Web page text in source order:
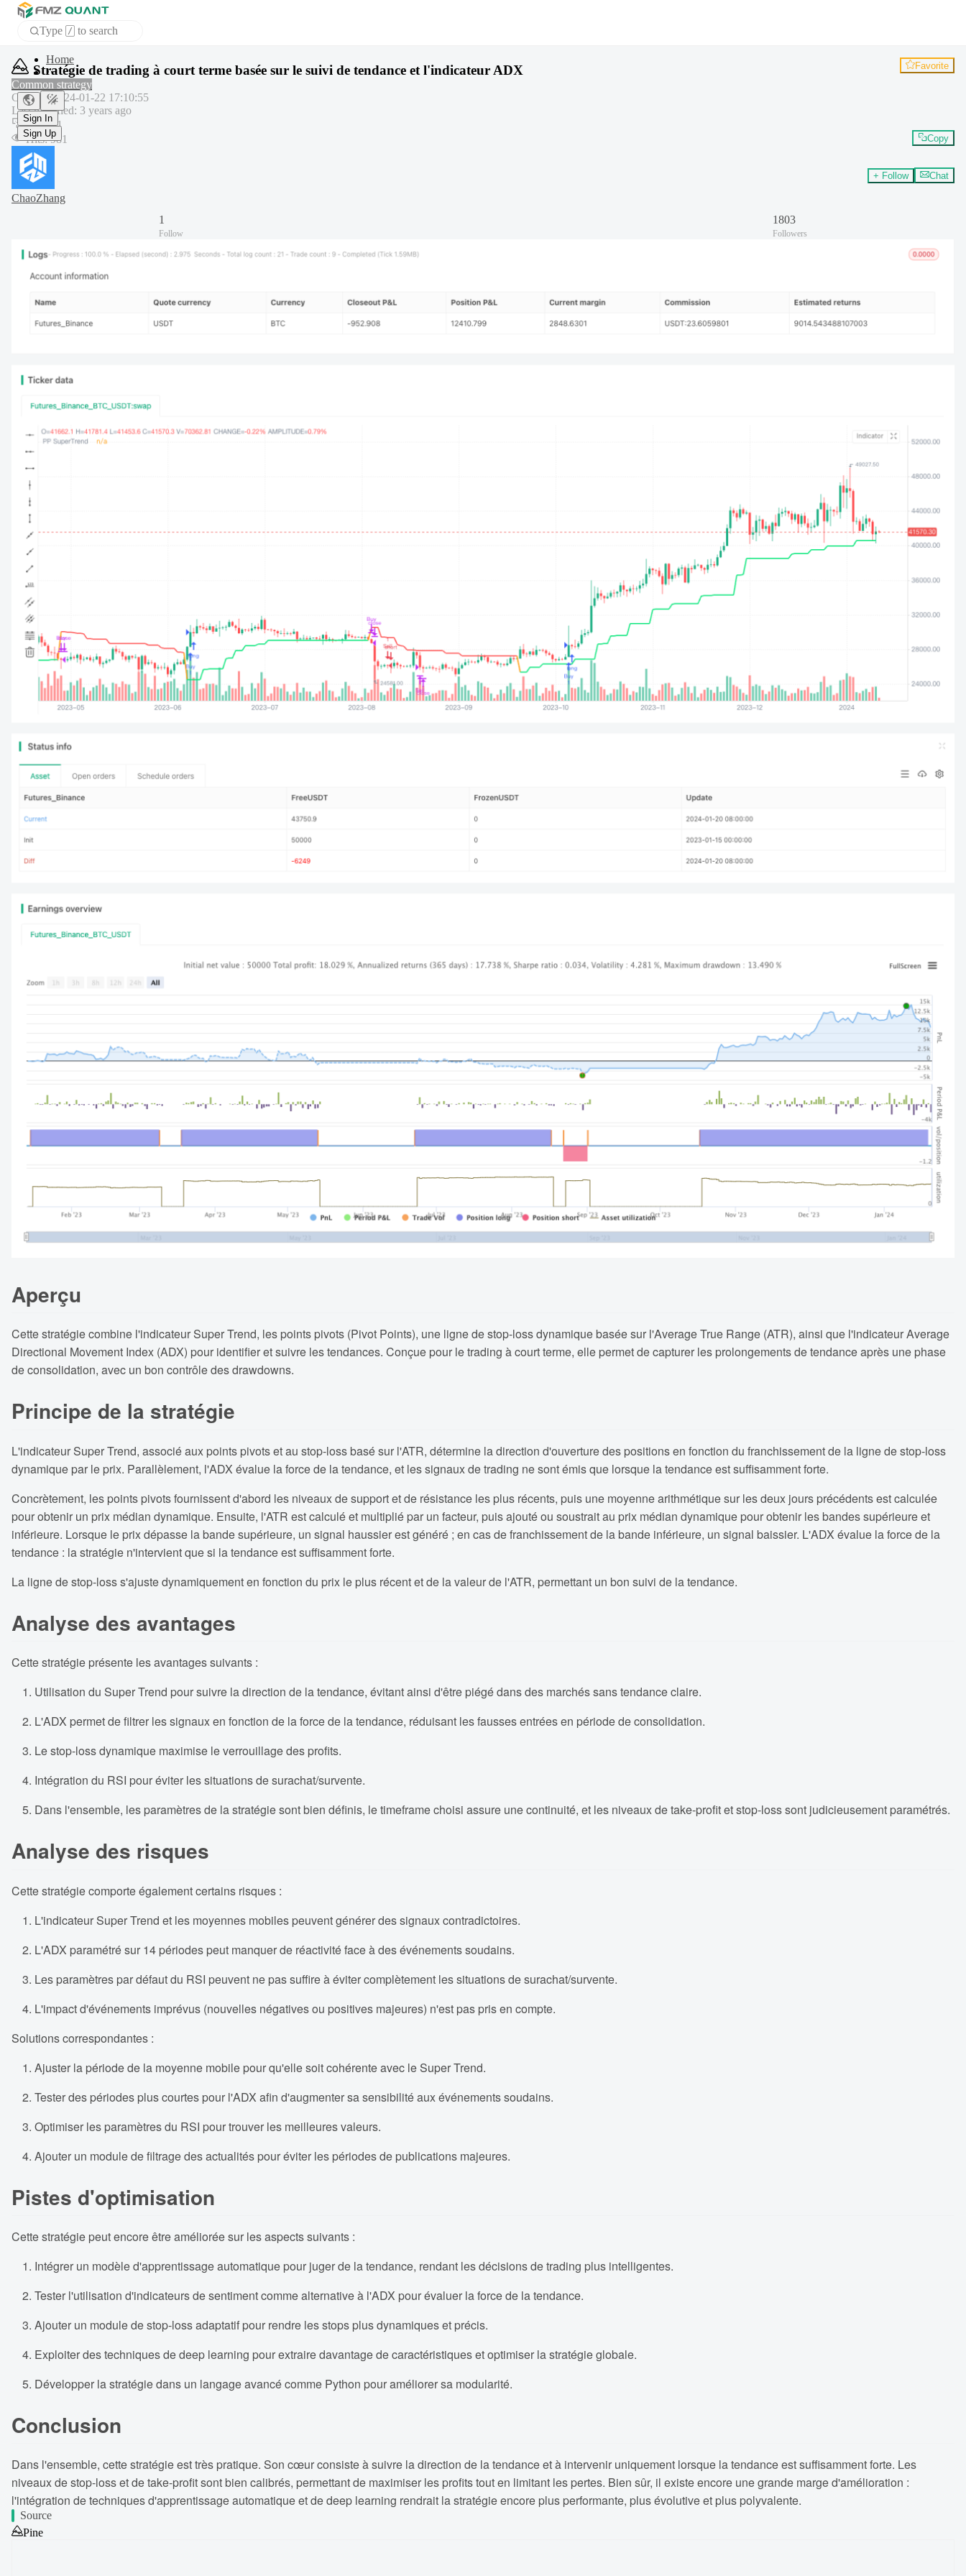
Type / to search
APP
Sign In
Sign Up
Stratégie de trading à court terme basée sur le suivi de tendance et l'indicateur ADX Favorite
Common strategy
Created :2024-01-22 17:10:55
Last modified: 3 years ago
Copy:1
Hits:981 Copy
ChaoZhang
+ Follow Chat
1
Follow
1803
Followers
Aperçu
Cette stratégie combine l'indicateur Super Trend, les points pivots (Pivot Points), une ligne de stop-loss dynamique basée sur l'Average True Range (ATR), ainsi que l'indicateur Average
Directional Movement Index (ADX) pour identifier et suivre les tendances. Conçue pour le trading à court terme, elle permet de capturer les prolongements de tendance après une phase
de consolidation, avec un bon contrôle des drawdowns.
Principe de la stratégie
L'indicateur Super Trend, associé aux points pivots et au stop-loss basé sur l'ATR, détermine la direction d'ouverture des positions en fonction du franchissement de la ligne de stop-loss
dynamique par le prix. Parallèlement, l'ADX évalue la force de la tendance, et les signaux de trading ne sont émis que lorsque la tendance est suffisamment forte.
Concrètement, les points pivots fournissent d'abord les niveaux de support et de résistance les plus récents, puis une moyenne arithmétique sur les deux jours précédents est calculée
pour obtenir un prix médian dynamique. Ensuite, l'ATR est calculé et multiplié par un facteur, puis ajouté ou soustrait au prix médian dynamique pour obtenir les bandes supérieure et
inférieure. Lorsque le prix dépasse la bande supérieure, un signal haussier est généré ; en cas de franchissement de la bande inférieure, un signal baissier. L'ADX évalue la force de la
tendance : la stratégie n'intervient que si la tendance est suffisamment forte.
La ligne de stop-loss s'ajuste dynamiquement en fonction du prix le plus récent et de la valeur de l'ATR, permettant un bon suivi de la tendance.
Analyse des avantages
Cette stratégie présente les avantages suivants :
Utilisation du Super Trend pour suivre la direction de la tendance, évitant ainsi d'être piégé dans des marchés sans tendance claire.
L'ADX permet de filtrer les signaux en fonction de la force de la tendance, réduisant les fausses entrées en période de consolidation.
Le stop-loss dynamique maximise le verrouillage des profits.
Intégration du RSI pour éviter les situations de surachat/survente.
Dans l'ensemble, les paramètres de la stratégie sont bien définis, le timeframe choisi assure une continuité, et les niveaux de take-profit et stop-loss sont judicieusement paramétrés.
Analyse des risques
Cette stratégie comporte également certains risques :
L'indicateur Super Trend et les moyennes mobiles peuvent générer des signaux contradictoires.
L'ADX paramétré sur 14 périodes peut manquer de réactivité face à des événements soudains.
Les paramètres par défaut du RSI peuvent ne pas suffire à éviter complètement les situations de surachat/survente.
L'impact d'événements imprévus (nouvelles négatives ou positives majeures) n'est pas pris en compte.
Solutions correspondantes :
Ajuster la période de la moyenne mobile pour qu'elle soit cohérente avec le Super Trend.
Tester des périodes plus courtes pour l'ADX afin d'augmenter sa sensibilité aux événements soudains.
Optimiser les paramètres du RSI pour trouver les meilleures valeurs.
Ajouter un module de filtrage des actualités pour éviter les périodes de publications majeures.
Pistes d'optimisation
Cette stratégie peut encore être améliorée sur les aspects suivants :
Intégrer un modèle d'apprentissage automatique pour juger de la tendance, rendant les décisions de trading plus intelligentes.
Tester l'utilisation d'indicateurs de sentiment comme alternative à l'ADX pour évaluer la force de la tendance.
Ajouter un module de stop-loss adaptatif pour rendre les stops plus dynamiques et précis.
Exploiter des techniques de deep learning pour extraire davantage de caractéristiques et optimiser la stratégie globale.
Développer la stratégie dans un langage avancé comme Python pour améliorer sa modularité.
Conclusion
Dans l'ensemble, cette stratégie est très pratique. Son cœur consiste à suivre la direction de la tendance et à intervenir uniquement lorsque la tendance est suffisamment forte. Les
niveaux de stop-loss et de take-profit sont bien calibrés, permettant de maximiser les profits tout en limitant les pertes. Bien sûr, il existe encore une grande marge d'amélioration :
l'intégration de techniques d'apprentissage automatique et de deep learning rendrait la stratégie encore plus performante, plus évolutive et plus polyvalente.
Source
Pine